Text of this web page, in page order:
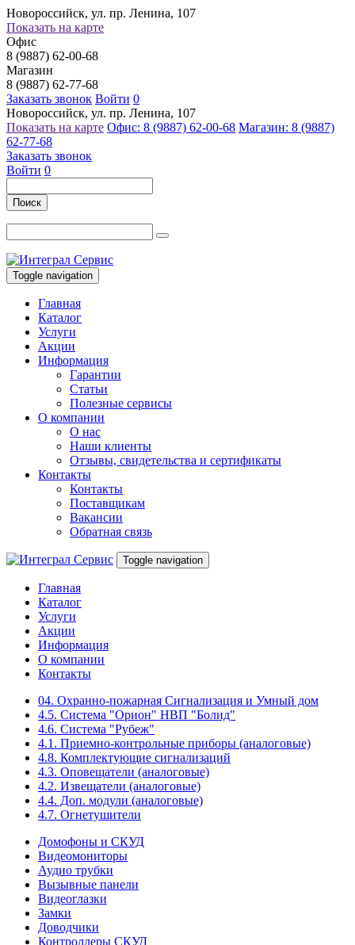
Новороссийск, ул. пр. Ленина, 107
Показать на карте
Офис
8 (9887) 62-00-68
Магазин
8 (9887) 62-77-68
Заказать звонок Войти 0
Новороссийск, ул. пр. Ленина, 107
Показать на карте Офис: 8 (9887) 62-00-68 Магазин: 8 (9887)
62-77-68
Заказать звонок
Войти 0
Поиск
Toggle navigation
Главная
Каталог
Услуги
Акции
Информация
Гарантии
Статьи
Полезные сервисы
О компании
О нас
Наши клиенты
Отзывы, свидетельства и сертификаты
Контакты
Контакты
Поставщикам
Вакансии
Обратная связь
Toggle navigation
Главная
Каталог
Услуги
Акции
Информация
О компании
Контакты
04. Охранно-пожарная Сигнализация и Умный дом
4.5. Система "Орион" НВП "Болид"
4.6. Система "Рубеж"
4.1. Приемно-контрольные приборы (аналоговые)
4.8. Комплектующие сигнализаций
4.3. Оповещатели (аналоговые)
4.2. Извещатели (аналоговые)
4.4. Доп. модули (аналоговые)
4.7. Огнетушители
Домофоны и СКУД
Видеомониторы
Аудио трубки
Вызывные панели
Видеоглазки
Замки
Доводчики
Контроллеры СКУД